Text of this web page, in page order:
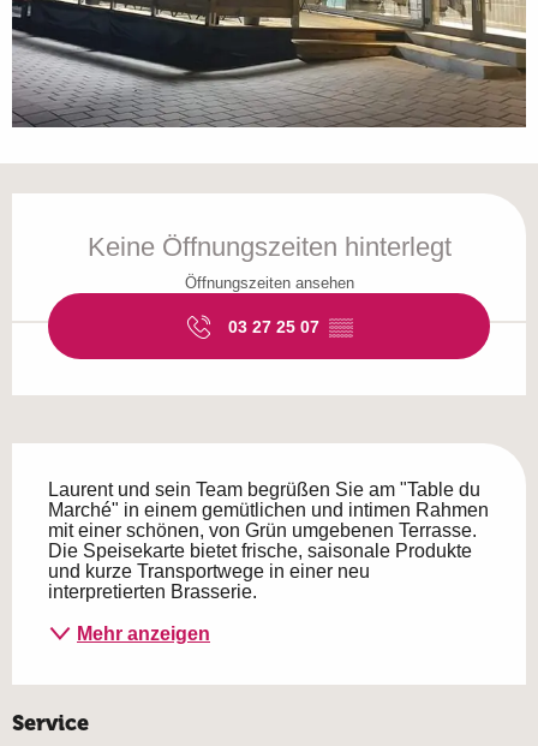
Keine Öffnungszeiten hinterlegt
Öffnungszeiten ansehen
03 27 25 07 ▒▒
Laurent und sein Team begrüßen Sie am "Table du
Marché" in einem gemütlichen und intimen Rahmen
mit einer schönen, von Grün umgebenen Terrasse.
Die Speisekarte bietet frische, saisonale Produkte
und kurze Transportwege in einer neu
interpretierten Brasserie.
Mehr anzeigen
Service